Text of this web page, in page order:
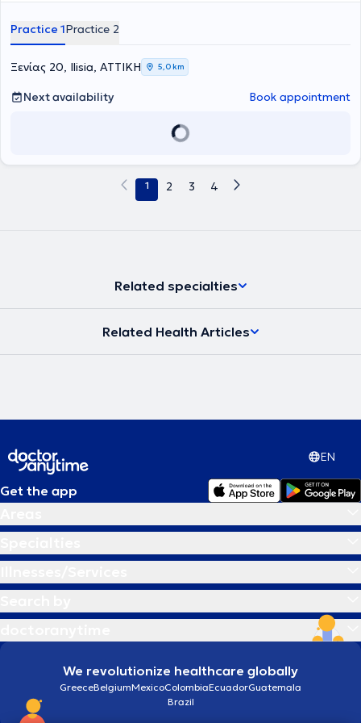
Practice 1Practice 2
Ξενίας 20, Ilisia, ΑΤΤΙΚΗ 5,0 km
Next availability Book appointment
1 2 3 4
Related specialties
Related Health Articles
EN
Get the app
We revolutionize healthcare globally
GreeceBelgiumMexicoColombiaEcuadorGuatemala
Brazil